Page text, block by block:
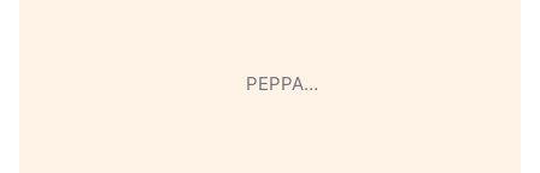
PEPPA…